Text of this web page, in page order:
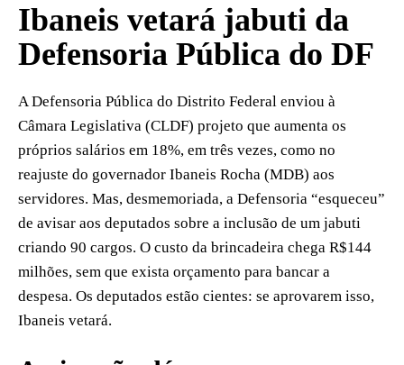
Ibaneis vetará jabuti da
Defensoria Pública do DF
A Defensoria Pública do Distrito Federal enviou à
Câmara Legislativa (CLDF) projeto que aumenta os
próprios salários em 18%, em três vezes, como no
reajuste do governador Ibaneis Rocha (MDB) aos
servidores. Mas, desmemoriada, a Defensoria “esqueceu”
de avisar aos deputados sobre a inclusão de um jabuti
criando 90 cargos. O custo da brincadeira chega R$144
milhões, sem que exista orçamento para bancar a
despesa. Os deputados estão cientes: se aprovarem isso,
Ibaneis vetará.